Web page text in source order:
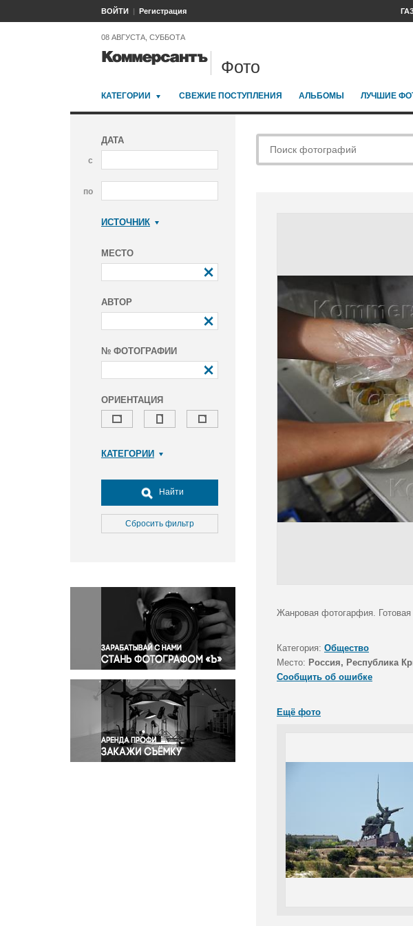
ВОЙТИ Регистрация
08 АВГУСТА, СУББОТА
Фото
КАТЕГОРИИ СВЕЖИЕ ПОСТУПЛЕНИЯ АЛЬБОМЫ ЛУЧШИЕ
ДАТА
с
по
ИСТОЧНИК
МЕСТО
АВТОР
№ ФОТОГРАФИИ
ОРИЕНТАЦИЯ
КАТЕГОРИИ
Досуг, туризм и отдых
Культура
Медицина
Окружающая среда
Политика
Правосудие
Происшествия и конфликты
Религия
Светская жизнь
Спорт
Экология
Экономика и бизнес
Найти
Сбросить фильтр
Жанровая фотогарфия.
Категория: Общество
Место: Россия, Республика
Сообщить об ошибке
Ещё фото